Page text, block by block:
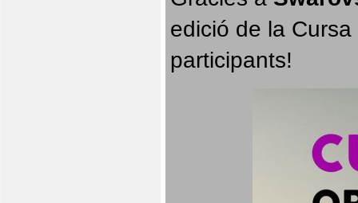
edició de la
participants!